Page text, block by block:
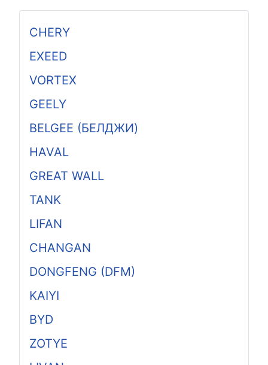
CHERY
EXEED
VORTEX
GEELY
BELGEE (БЕЛДЖИ)
HAVAL
GREAT WALL
TANK
LIFAN
CHANGAN
DONGFENG (DFM)
KAIYI
BYD
ZOTYE